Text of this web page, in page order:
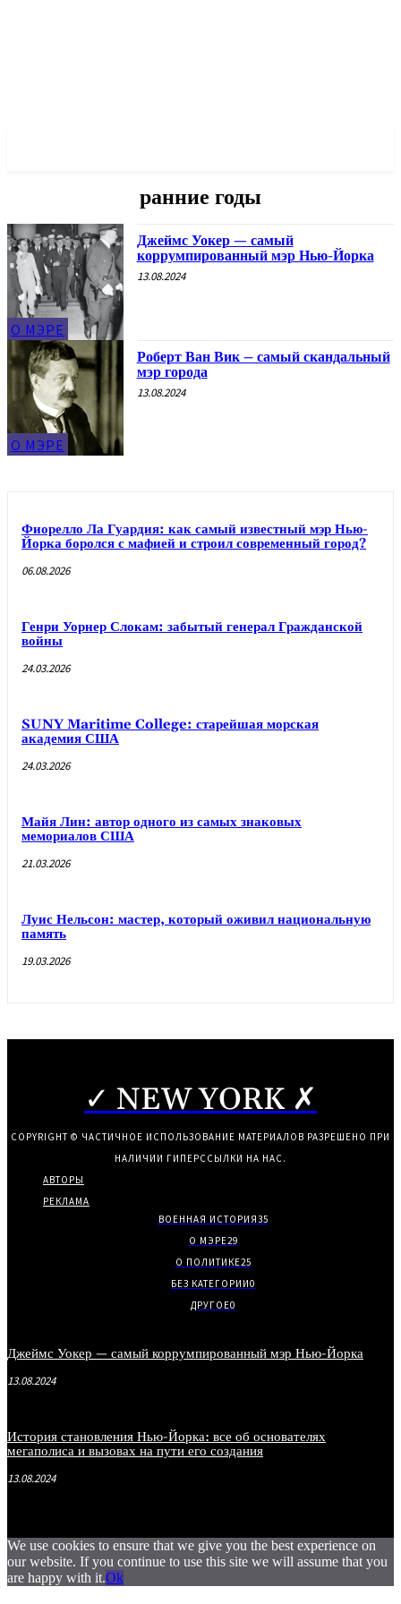
ранние годы
О МЭРЕ
Джеймс Уокер — самый
коррумпированный мэр Нью-Йорка
13.08.2024
О МЭРЕ
Роберт Ван Вик – самый скандальный
мэр города
13.08.2024
Фиорелло Ла Гуардия: как самый известный мэр Нью-
Йорка боролся с мафией и строил современный город?
06.08.2026
Генри Уорнер Слокам: забытый генерал Гражданской
войны
24.03.2026
SUNY Maritime College: старейшая морская
академия США
24.03.2026
Майя Лин: автор одного из самых знаковых
мемориалов США
21.03.2026
Луис Нельсон: мастер, который оживил национальную
память
19.03.2026
✓ NEW YORK ✗
COPYRIGHT © ЧАСТИЧНОЕ ИСПОЛЬЗОВАНИЕ МАТЕРИАЛОВ РАЗРЕШЕНО ПРИ
НАЛИЧИИ ГИПЕРССЫЛКИ НА НАС.
АВТОРЫ
РЕКЛАМА
ВОЕННАЯ ИСТОРИЯ35
О МЭРЕ29
О ПОЛИТИКЕ25
БЕЗ КАТЕГОРИИ0
ДРУГОЕ0
Джеймс Уокер — самый коррумпированный мэр Нью-Йорка
13.08.2024
История становления Нью-Йорка: все об основателях
мегаполиса и вызовах на пути его создания
13.08.2024
We use cookies to ensure that we give you the best experience on
our website. If you continue to use this site we will assume that you
are happy with it.Ok